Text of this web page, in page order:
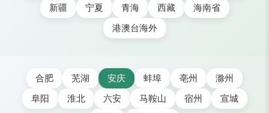
新疆
宁夏 青海 西藏
海南省
港澳台海外
合肥 芜湖 安庆 蚌埠 亳州
滁州
阜阳
淮北 六安 马鞍山 宿州
宣城